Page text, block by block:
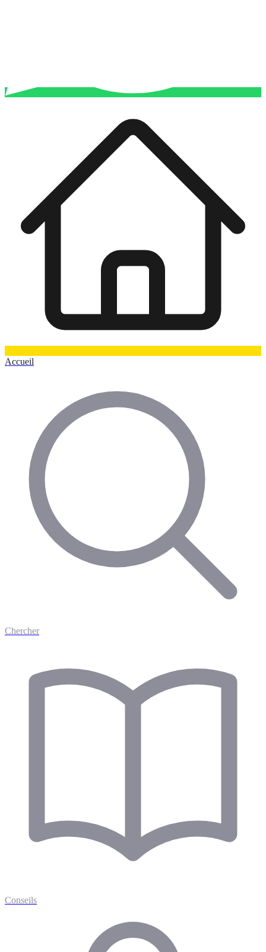
Accueil
Chercher
Conseils